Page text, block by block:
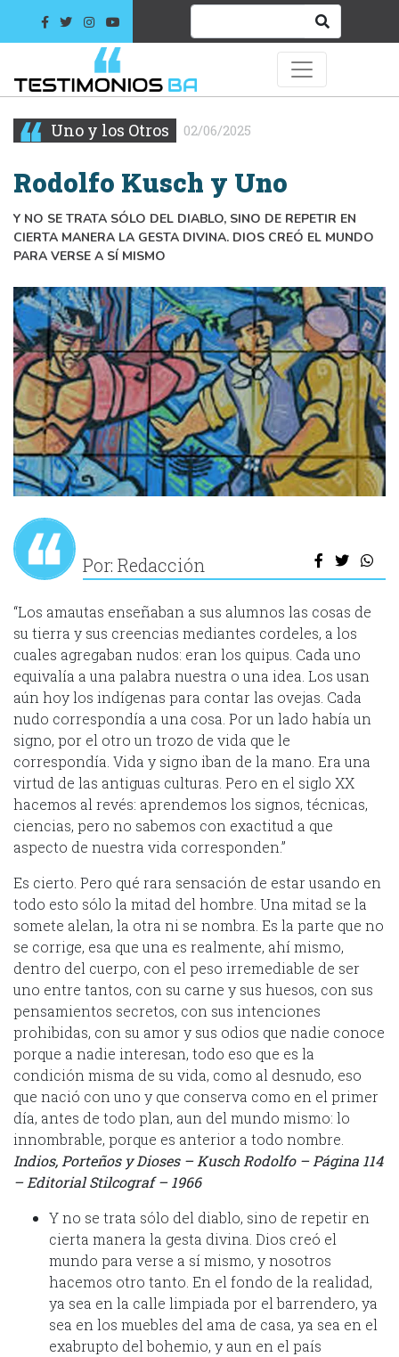
Uno y los Otros 02/06/2025
Rodolfo Kusch y Uno
Y NO SE TRATA SÓLO DEL DIABLO, SINO DE REPETIR EN
CIERTA MANERA LA GESTA DIVINA. DIOS CREÓ EL MUNDO
PARA VERSE A SÍ MISMO
Por: Redacción
“Los amautas enseñaban a sus alumnos las cosas de
su tierra y sus creencias mediantes cordeles, a los
cuales agregaban nudos: eran los quipus. Cada uno
equivalía a una palabra nuestra o una idea. Los usan
aún hoy los indígenas para contar las ovejas. Cada
nudo correspondía a una cosa. Por un lado había un
signo, por el otro un trozo de vida que le
correspondía. Vida y signo iban de la mano. Era una
virtud de las antiguas culturas. Pero en el siglo XX
hacemos al revés: aprendemos los signos, técnicas,
ciencias, pero no sabemos con exactitud a que
aspecto de nuestra vida corresponden.”
Es cierto. Pero qué rara sensación de estar usando en
todo esto sólo la mitad del hombre. Una mitad se la
somete alelan, la otra ni se nombra. Es la parte que no
se corrige, esa que una es realmente, ahí mismo,
dentro del cuerpo, con el peso irremediable de ser
uno entre tantos, con su carne y sus huesos, con sus
pensamientos secretos, con sus intenciones
prohibidas, con su amor y sus odios que nadie conoce
porque a nadie interesan, todo eso que es la
condición misma de su vida, como al desnudo, eso
que nació con uno y que conserva como en el primer
día, antes de todo plan, aun del mundo mismo: lo
innombrable, porque es anterior a todo nombre.
Indios, Porteños y Dioses – Kusch Rodolfo – Página 114
– Editorial Stilcograf – 1966
Y no se trata sólo del diablo, sino de repetir en
cierta manera la gesta divina. Dios creó el
mundo para verse a sí mismo, y nosotros
hacemos otro tanto. En el fondo de la realidad,
ya sea en la calle limpiada por el barrendero, ya
sea en los muebles del ama de casa, ya sea en el
exabrupto del bohemio, y aun en el país